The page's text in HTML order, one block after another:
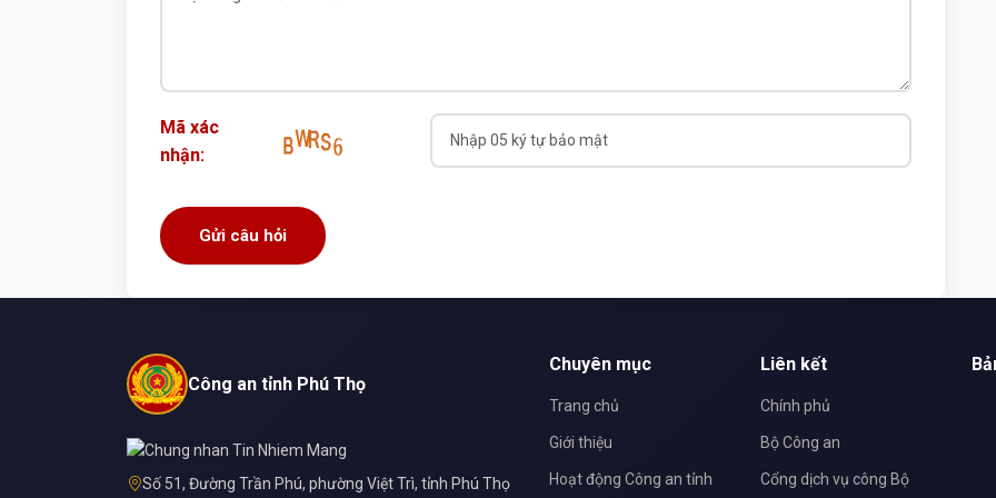
Mã xác
nhận:
Công an tỉnh Phú Thọ
Số 51, Đường Trần Phú, phường Việt Trì, tỉnh Phú Thọ
Chuyên mục
Trang chủ
Giới thiệu
Hoạt động Công an tỉnh
Liên kết
Chính phủ
Bộ Công an
Cổng dịch vụ công Bộ